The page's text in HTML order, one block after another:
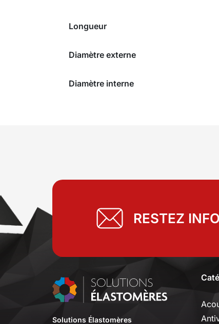
Longueur
Diamètre externe
Diamètre interne
RESTEZ
Solutions Élastomères